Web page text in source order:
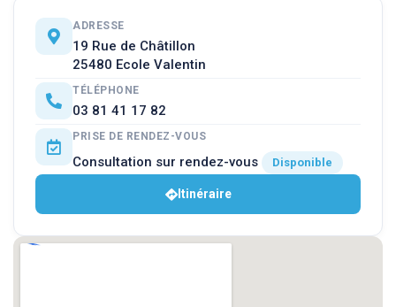
ADRESSE
19 Rue de Châtillon
25480 Ecole Valentin
TÉLÉPHONE
03 81 41 17 82
PRISE DE RENDEZ-VOUS
Consultation sur rendez-vous Disponible
Itinéraire